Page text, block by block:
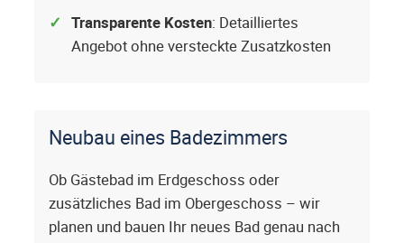
Transparente Kosten: Detailliertes
Angebot ohne versteckte Zusatzkosten
Neubau eines Badezimmers
Ob Gästebad im Erdgeschoss oder
zusätzliches Bad im Obergeschoss – wir
planen und bauen Ihr neues Bad genau nach